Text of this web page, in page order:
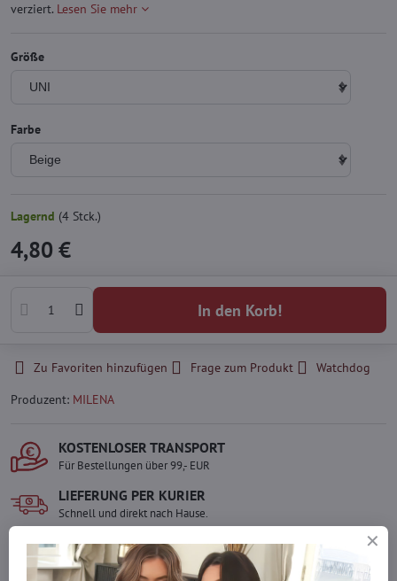
verziert. Lesen Sie mehr
Größe
Farbe
Lagernd (4 Stck.)
4,80 €
In den Korb!
Zu Favoriten hinzufügen Frage zum Produkt
Watchdog
Produzent: MILENA
KOSTENLOSER TRANSPORT
Für Bestellungen über 99,- EUR
LIEFERUNG PER KURIER
Schnell und direkt nach Hause.
SICHERE ZAHLUNGEN
Gesicherte Online-Zahlungen